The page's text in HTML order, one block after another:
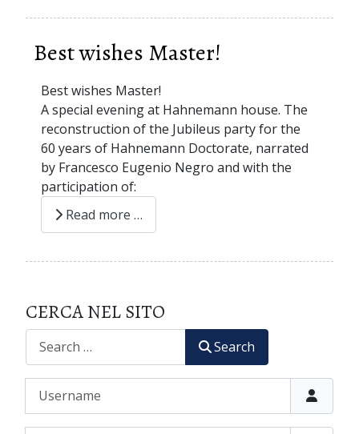
Best wishes Master!
Best wishes Master!
A special evening at Hahnemann house. The
reconstruction of the Jubileus party for the
60 years of Hahnemann Doctorate, narrated
by Francesco Eugenio Negro and with the
participation of:
Read more …
CERCA NEL SITO
CERCA
Search
Username